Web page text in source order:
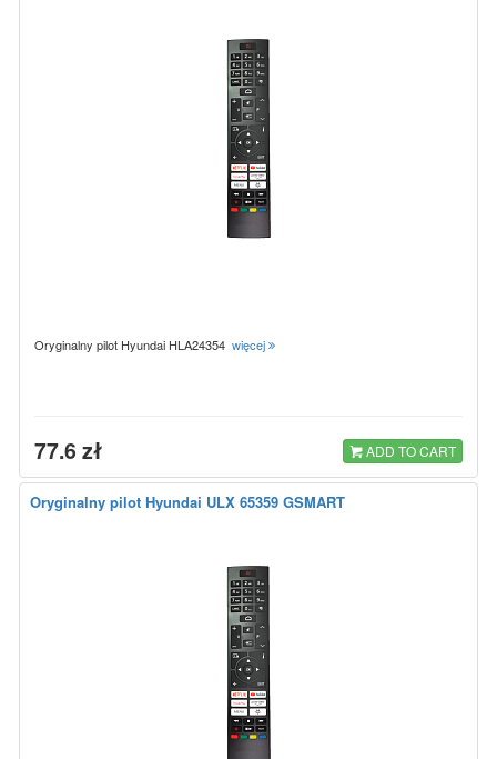
Oryginalny pilot Hyundai HLA24354 więcej
77.6 zł ADD TO CART
Oryginalny pilot Hyundai ULX 65359 GSMART